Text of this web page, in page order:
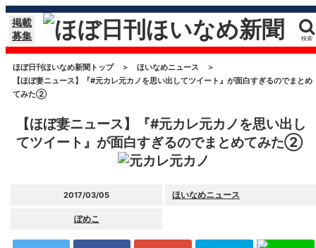
掲載
募集
検索
ほぼ日刊ほいなめ新聞トップ ＞ ほいなめニュース
＞
【ほぼ妻ニュース】『#元カレ元カノを思い出してツイート』が面白すぎるのでまとめ
てみた②
【ほぼ妻ニュース】『#元カレ元カノを思い出し
てツイート』が面白すぎるのでまとめてみた②
2017/03/05 ほいなめニュース
ぽめこ